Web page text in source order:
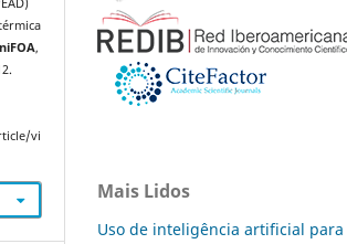
,
vi
Mais Lidos
Uso de inteligência artificial para